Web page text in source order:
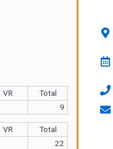
VR
Total
9
VR
Total
22